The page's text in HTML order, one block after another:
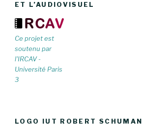
ET L’AUDIOVISUEL
Ce projet est
soutenu par
l'IRCAV -
Université Paris
3
LOGO IUT ROBERT SCHUMAN